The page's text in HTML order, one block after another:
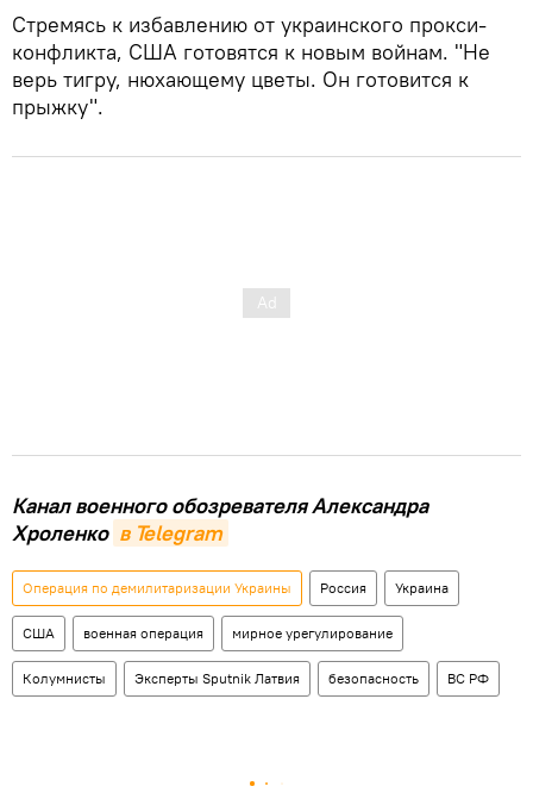
Стремясь к избавлению от украинского прокси-
конфликта, США готовятся к новым войнам. "Не
верь тигру, нюхающему цветы. Он готовится к
прыжку".
Канал военного обозревателя Александра
Хроленко в Telegram
Операция по демилитаризации Украины Россия Украина
США военная операция мирное урегулирование
Колумнисты Эксперты Sputnik Латвия безопасность ВС РФ